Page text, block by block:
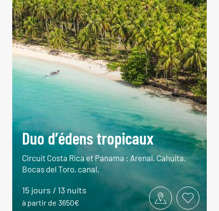
Duo d’édens tropicaux
Circuit Costa Rica et Panama : Arenal, Cahuita,
Bocas del Toro, canal.
15 jours / 13 nuits
à partir de 3650€